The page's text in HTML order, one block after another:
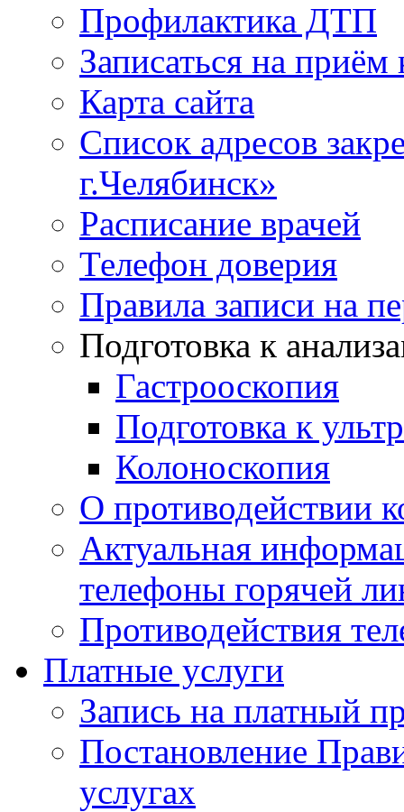
Профилактика ДТП
Записаться на приём
Карта сайта
Список адресов
г.Челябинск»
Расписание врачей
Телефон доверия
Правила записи на
Подготовка к
Гастрооскопия
Подготовка к
Колоноскопия
О противодействии
Актуальная
телефоны горячей
Противодействия
Платные услуги
Запись на платный
Постановление
услугах